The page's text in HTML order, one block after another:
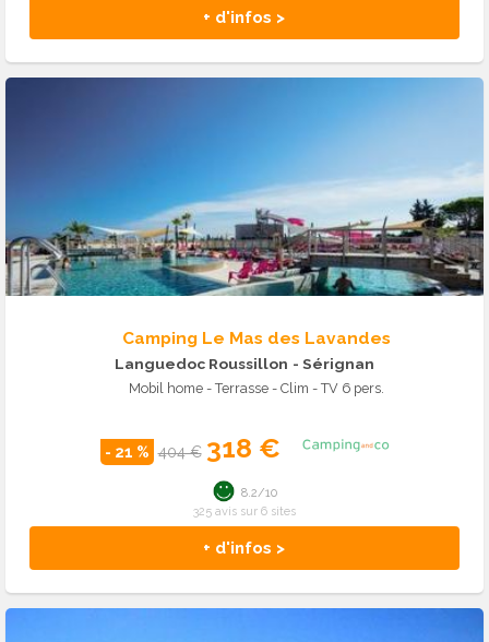
+ d'infos >
Camping Le Mas des Lavandes
Languedoc Roussillon - Sérignan
Mobil home - Terrasse - Clim - TV 6 pers.
- 21 % 404 € 318 €
+ d'infos >
8.2/10
325 avis sur 6 sites